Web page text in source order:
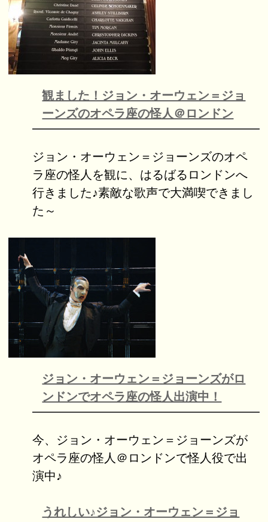
観ました！ジョン・オーウェン＝ジョ
ーンズのオペラ座の怪人＠ロンドン
ジョン・オーウェン＝ジョーンズのオペ
ラ座の怪人を観に、はるばるロンドンへ
行きました♪素敵な歌声で大満喫できまし
た～
ジョン・オーウェン＝ジョーンズがロ
ンドンでオペラ座の怪人出演中！
今、ジョン・オーウェン＝ジョーンズが
オペラ座の怪人＠ロンドンで怪人役で出
演中♪
うれしい♪ジョン・オーウェン＝ジョ